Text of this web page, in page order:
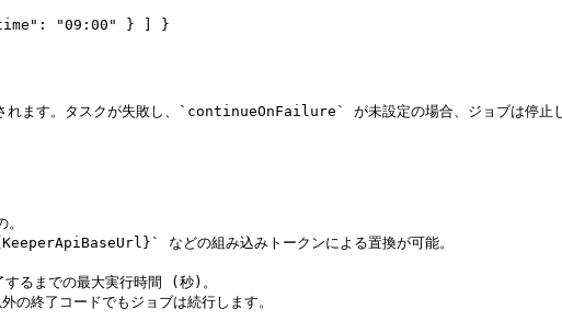
ます。タスクが失敗し、`continueOnFailure` が未設定の場合、ジョブは停止し
などの組み込みトークンによる置換が可能。
までの最大実行時間 (秒)。
コードでもジョブは続行します。